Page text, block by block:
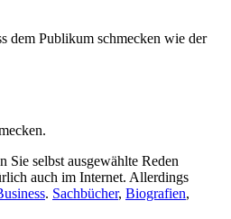
dem Publikum schmecken wie der
selbst ausgewählte Reden
auch im Internet. Allerdings
. Sachbücher, Biografien,